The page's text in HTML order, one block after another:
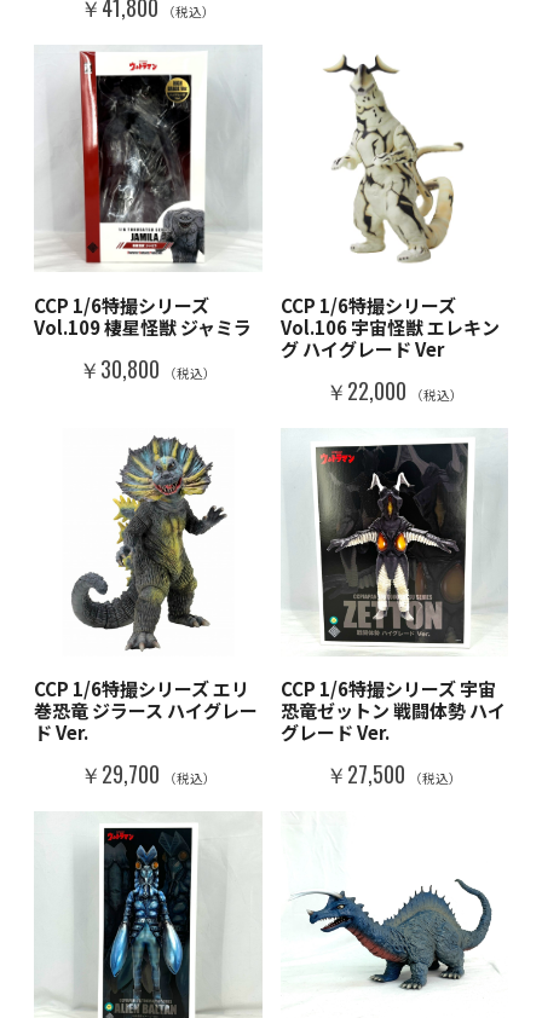
￥41,800 （税込）
CCP 1/6特撮シリーズ
Vol.109 棲星怪獣 ジャミラ
￥30,800 （税込）
CCP 1/6特撮シリーズ
Vol.106 宇宙怪獣 エレキン
グ ハイグレード Ver
￥22,000 （税込）
CCP 1/6特撮シリーズ エリ
巻恐竜 ジラース ハイグレー
ド Ver.
￥29,700 （税込）
CCP 1/6特撮シリーズ 宇宙
恐竜ゼットン 戦闘体勢 ハイ
グレード Ver.
￥27,500 （税込）